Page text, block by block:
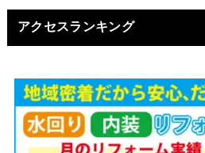
アクセスランキング